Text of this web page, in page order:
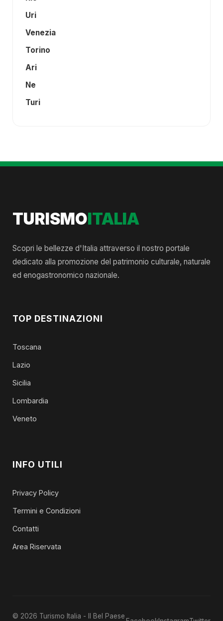
Uri
Venezia
Torino
Ari
Ne
Turi
TURISMOITALIA
Scopri le bellezze d'Italia attraverso il nostro portale
dedicato alla promozione del patrimonio culturale, naturale
ed enogastronomico nazionale.
TOP DESTINAZIONI
Toscana
Lazio
Sicilia
Lombardia
Veneto
INFO UTILI
Privacy Policy
Termini e Condizioni
Contatti
Area Riservata
© 2026 Turismo Italia - Il Bel Paese